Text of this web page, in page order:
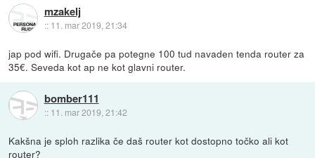
mzakelj
:: 11. mar 2019, 21:34
jap pod wifi. Drugače pa potegne 100 tud navaden tenda router za
35€. Seveda kot ap ne kot glavni router.
bomber111
:: 11. mar 2019, 21:42
Kakšna je sploh razlika če daš router kot dostopno točko ali kot
router?